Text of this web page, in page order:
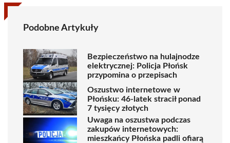
Podobne Artykuły
Bezpieczeństwo na hulajnodze
elektrycznej: Policja Płońsk
przypomina o przepisach
Oszustwo internetowe w
Płońsku: 46-latek stracił ponad
7 tysięcy złotych
Uwaga na oszustwa podczas
zakupów internetowych:
mieszkańcy Płońska padli ofiarą